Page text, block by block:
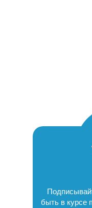
быть в курсе